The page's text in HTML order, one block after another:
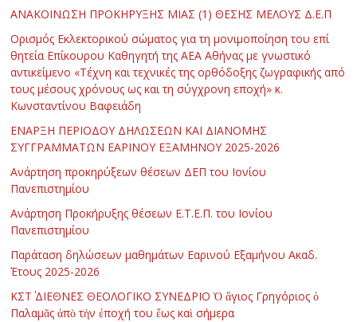
ΑΝΑΚΟΙΝΩΣΗ ΠΡΟΚΗΡΥΞΗΣ ΜΙΑΣ (1) ΘΕΣΗΣ ΜΕΛΟΥΣ Δ.Ε.Π
Ορισμός Εκλεκτορικού σώματος για τη μονιμοποίηση του επί
θητεία Επίκουρου Καθηγητή της ΑΕΑ Αθήνας με γνωστικό
αντικείμενο «Τέχνη και τεχνικές της ορθόδοξης ζωγραφικής από
τους μέσους χρόνους ως και τη σύγχρονη εποχή» κ.
Κωνσταντίνου Βαφειάδη
ΕΝΑΡΞΗ ΠΕΡΙΟΔΟΥ ΔΗΛΩΣΕΩΝ ΚΑΙ ΔΙΑΝΟΜΗΣ
ΣΥΓΓΡΑΜΜΑΤΩΝ ΕΑΡΙΝΟΥ ΕΞΑΜΗΝΟΥ 2025-2026
Ανάρτηση προκηρύξεων θέσεων ΔΕΠ του Ιονίου
Πανεπιστημίου
Ανάρτηση Προκήρυξης θέσεων Ε.Τ.Ε.Π. του Ιονίου
Πανεπιστημίου
Παράταση δηλώσεων μαθημάτων Εαρινού Εξαμήνου Ακαδ.
Έτους 2025-2026
ΚΣΤ΄ ΔΙΕΘΝΕΣ ΘΕΟΛΟΓΙΚΟ ΣΥΝΕΔΡΙΟ Ὁ ἅγιος Γρηγόριος ὁ
Παλαμᾶς ἀπὸ τὴν ἐποχή του ἕως καὶ σήμερα